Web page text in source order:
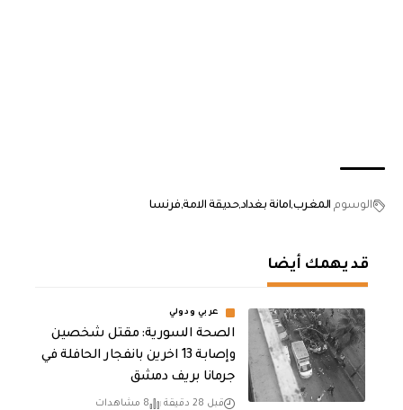
الوسوم المغربامانة بغدادحديقة الامة فرنسا
قد يهمك أيضا
عربي ودولي
الصحة السورية: مقتل شخصين
وإصابة 13 اخرين بانفجار الحافلة في
جرمانا بريف دمشق
قبل 28 دقيقة 8 مشاهدات